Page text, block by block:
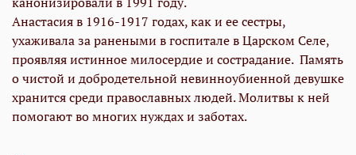
Анастасия в 1916-1917 годах, как и ее сестры,
ухаживала за ранеными в госпитале в Царском Селе,
проявляя истинное милосердие и сострадание. Память
о чистой и добродетельной невинноубиенной девушке
хранится среди православных людей. Молитвы к ней
помогают во многих нуждах и заботах.